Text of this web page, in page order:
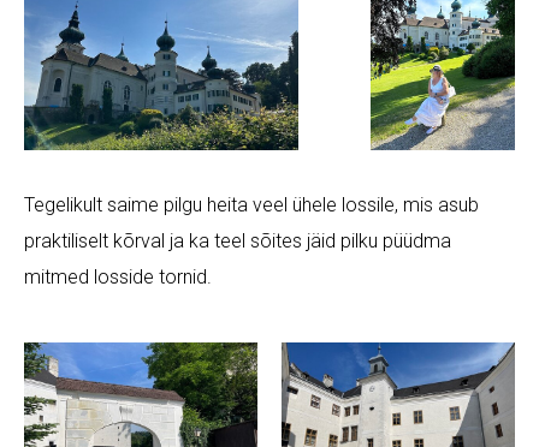
Tegelikult saime pilgu heita veel ühele lossile, mis asub
praktiliselt kõrval ja ka teel sõites jäid pilku püüdma
mitmed losside tornid.